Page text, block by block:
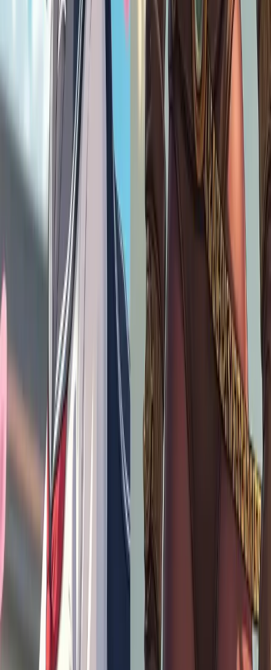
Absolument ! Vous pouvez affiner vos résultats en ajustant l'invite,
en sélectionnant différents styles d'art et en choisissant votre rapport
d'aspect préféré pour obtenir l'œuvre d'art parfaite qui correspond à